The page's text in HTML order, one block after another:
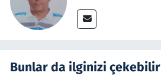
Bunlar da ilginizi çekebilir